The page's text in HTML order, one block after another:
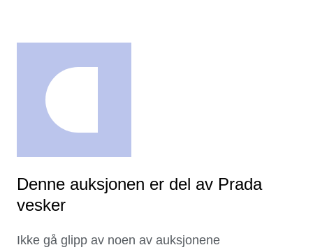
Denne auksjonen er del av Prada
vesker
Ikke gå glipp av noen av auksjonene